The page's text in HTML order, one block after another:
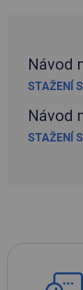
Návod
STAŽENÍ
Návod
STAŽENÍ